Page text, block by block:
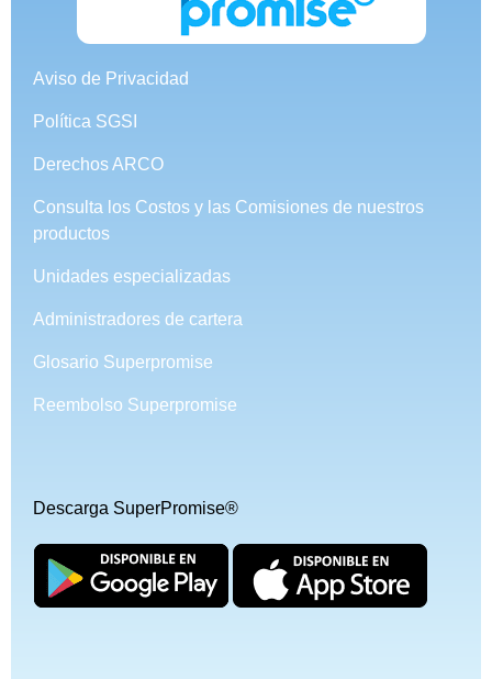
Aviso de Privacidad
Política SGSI
Derechos ARCO
Consulta los Costos y las Comisiones de nuestros
productos
Unidades especializadas
Administradores de cartera
Glosario Superpromise
Reembolso Superpromise
Descarga SuperPromise®